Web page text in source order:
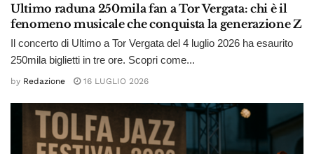
Ultimo raduna 250mila fan a Tor Vergata: chi è il
fenomeno musicale che conquista la generazione Z
Il concerto di Ultimo a Tor Vergata del 4 luglio 2026 ha esaurito
250mila biglietti in tre ore. Scopri come...
by Redazione 16 LUGLIO 2026